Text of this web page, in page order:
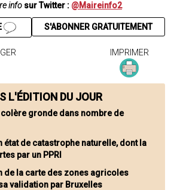
info sur Twitter : @Maireinfo2
S'ABONNER GRATUITEMENT
IMPRIMER
L'ÉDITION DU JOUR
gronde dans nombre de
état de catastrophe naturelle, dont la
par un PPRI
de la carte des zones agricoles
validation par Bruxelles